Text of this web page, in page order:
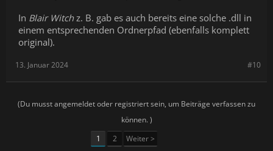
In Blair Witchz. B. gab es auch bereits eine solche .dll in
einem entsprechenden Ordnerpfad (ebenfalls komplett
original).
#10
13. Januar 2024
(Du musst angemeldet oder registriert sein, um Beiträge verfassen zu
können. )
1
2 Weiter >